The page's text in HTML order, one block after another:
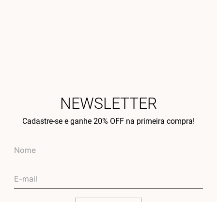
NEWSLETTER
Cadastre-se e ganhe 20% OFF na primeira compra!